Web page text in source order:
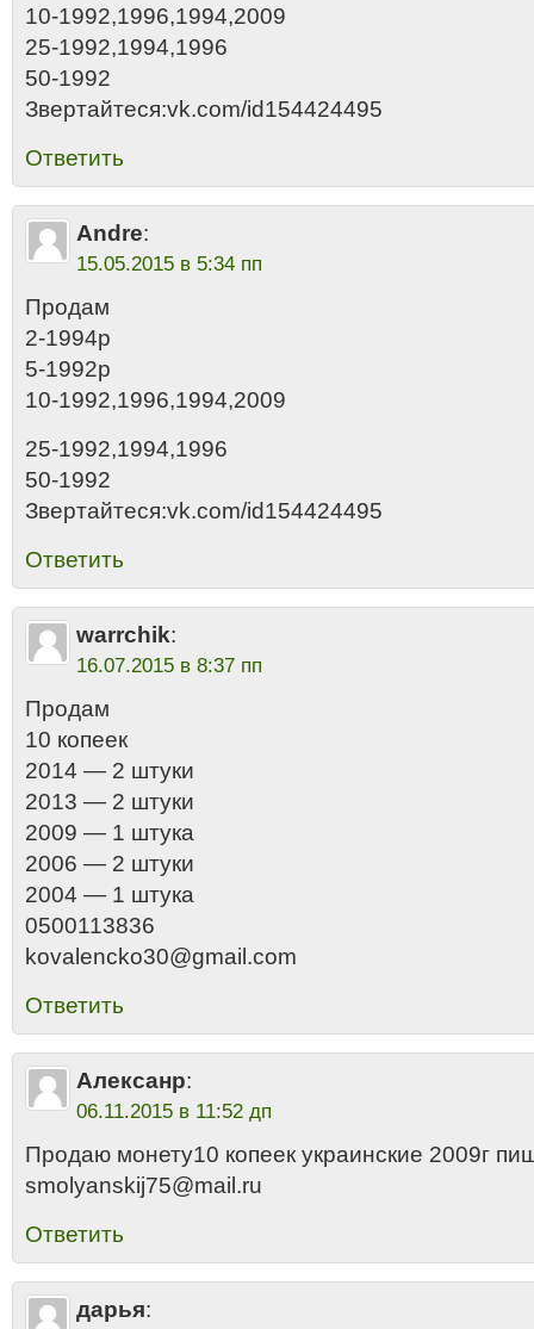
10-1992,1996,1994,2009
25-1992,1994,1996
50-1992
Звертайтеся:vk.com/id154424495
Ответить
Andre:
15.05.2015 в 5:34 пп
Продам
2-1994р
5-1992р
10-1992,1996,1994,2009
25-1992,1994,1996
50-1992
Звертайтеся:vk.com/id154424495
Ответить
warrchik:
16.07.2015 в 8:37 пп
Продам
10 копеек
2014 — 2 штуки
2013 — 2 штуки
2009 — 1 штука
2006 — 2 штуки
2004 — 1 штука
0500113836
kovalencko30@gmail.com
Ответить
Aлексанр:
06.11.2015 в 11:52 дп
Продаю монету10 копеек украинские 2009г
smolyanskij75@mail.ru
Ответить
дарья: